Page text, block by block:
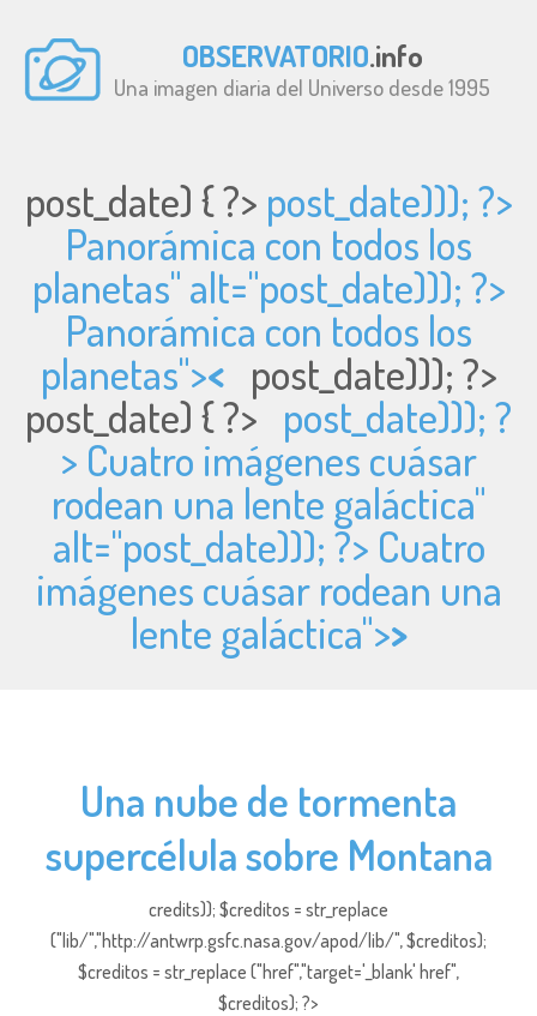
OBSERVATORIO.info
Una imagen diaria del Universo desde 1995
post_date) { ?> post_date))); ?>
Panorámica con todos los
planetas" alt="post_date))); ?>
Panorámica con todos los
planetas">< post_date))); ?>
post_date) { ?> post_date))); ?
> Cuatro imágenes cuásar
rodean una lente galáctica"
alt="post_date))); ?> Cuatro
imágenes cuásar rodean una
lente galáctica">>
Una nube de tormenta
supercélula sobre Montana
credits)); $creditos = str_replace
("lib/","http://antwrp.gsfc.nasa.gov/apod/lib/", $creditos);
$creditos = str_replace ("href","target='_blank' href",
$creditos); ?>